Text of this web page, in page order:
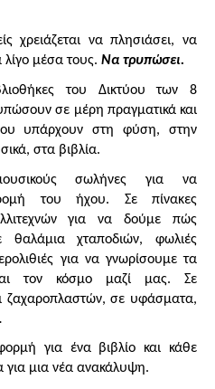
χρειάζεται να πλησιάσει, να
μέσα τους. Να τρυπώσει.
του Δικτύου των 8
σε μέρη πραγματικά και
υπάρχουν στη φύση, στην
στα βιβλία.
σωλήνες για να
του ήχου. Σε πίνακες
για να δούμε πώς
θαλάμια χταποδιών, φωλιές
για να γνωρίσουμε τα
τον κόσμο μαζί μας. Σε
ζαχαροπλαστών, σε υφάσματα,
για ένα βιβλίο και κάθε
για μια νέα ανακάλυψη.